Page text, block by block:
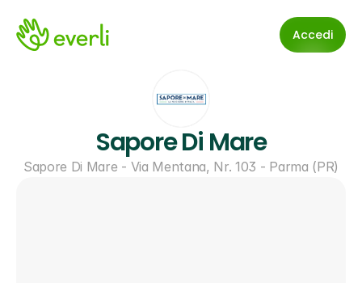
Accedi
Sapore Di Mare
Sapore Di Mare - Via Mentana, Nr. 103 - Parma (PR)